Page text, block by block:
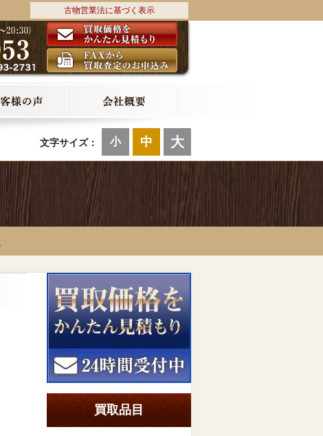
古物営業法に基づく表示
文字サイズ： 小 中 大
買取品目